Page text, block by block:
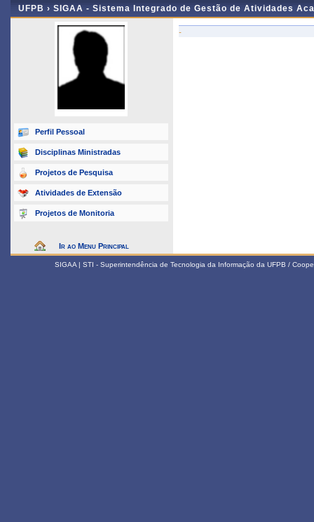
UFPB › SIGAA - Sistema Integrado de Gestão de Atividades
Perfil Pessoal
Disciplinas Ministradas
Projetos de Pesquisa
Atividades de Extensão
Projetos de Monitoria
Ir ao Menu Principal
-
SIGAA | STI - Superintendência de Tecnologia da Informação da UFPB /